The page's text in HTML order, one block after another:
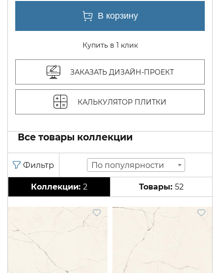
Купить в 1 клик
ЗАКАЗАТЬ ДИЗАЙН-ПРОЕКТ
КАЛЬКУЛЯТОР ПЛИТКИ
Все товары коллекции
По популярности
2 52